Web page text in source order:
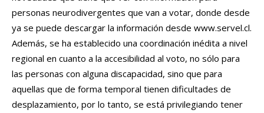
personas neurodivergentes que van a votar, donde desde
ya se puede descargar la información desde www.servel.cl.
Además, se ha establecido una coordinación inédita a nivel
regional en cuanto a la accesibilidad al voto, no sólo para
las personas con alguna discapacidad, sino que para
aquellas que de forma temporal tienen dificultades de
desplazamiento, por lo tanto, se está privilegiando tener